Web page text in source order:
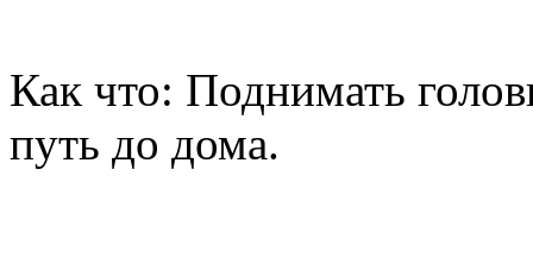
Как что: Поднимать
путь до дома.